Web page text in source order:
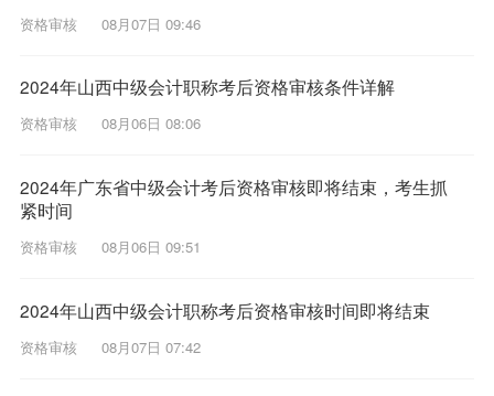
资格审核 08月07日 09:46
2024年山西中级会计职称考后资格审核条件详解
资格审核 08月06日 08:06
2024年广东省中级会计考后资格审核即将结束，考生抓
紧时间
资格审核 08月06日 09:51
2024年山西中级会计职称考后资格审核时间即将结束
资格审核 08月07日 07:42